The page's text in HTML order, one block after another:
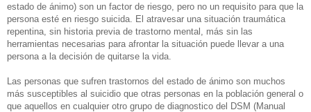
estado de ánimo) son un factor de riesgo, pero no un requisito para que la
persona esté en riesgo suicida. El atravesar una situación traumática
repentina, sin historia previa de trastorno mental, más sin las
herramientas necesarias para afrontar la situación puede llevar a una
persona a la decisión de quitarse la vida.
Las personas que sufren trastornos del estado de ánimo son muchos
más susceptibles al suicidio que otras personas en la población general o
que aquellos en cualquier otro grupo de diagnostico del DSM (Manual